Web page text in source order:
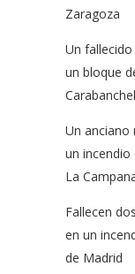
Zaragoza
Un
un bloque
Un anciano
un incendio
La
Fallecen
en un
de Madrid